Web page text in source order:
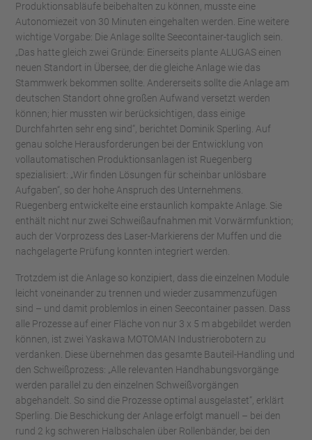
Produktionsabläufe beibehalten zu können, musste eine
Autonomiezeit von 30 Minuten eingehalten werden. Eine weitere
wichtige Vorgabe: Die Anlage sollte Seecontainer-tauglich sein.
„Das hatte gleich zwei Gründe: Einerseits plante ALUGAS einen
neuen Standort in Übersee, der die gleiche Anlage wie das
Stammwerk bekommen sollte. Andererseits sollte die Anlage am
deutschen Standort ohne großen Aufwand versetzt werden
können; hier mussten wir berücksichtigen, dass einige
Durchfahrten sehr eng sind“, berichtet Dominik Sperling. Auf
genau solche Herausforderungen bei der Entwicklung von
vollautomatischen Produktionsanlagen ist Ruegenberg
spezialisiert: „Wir finden Lösungen für scheinbar unlösbare
Aufgaben“, so der hohe Anspruch des Unternehmens.
Ruegenberg entwickelte eine erstaunlich kompakte Anlage. Sie
enthält nicht nur zwei Schweißaufnahmen mit Vorwärmfunktion;
auch der Vorprozess des Laser-Markierens der Muffen und die
nachgelagerte Prüfung konnten integriert werden.
Trotzdem ist die Anlage so konzipiert, dass die einzelnen Module
leicht voneinander zu trennen und wieder zusammenzufügen
sind – und damit problemlos in einen Seecontainer passen. Dass
alle Prozesse auf einer Fläche von nur 3 x 5 m abgebildet werden
können, ist zwei Yaskawa MOTOMAN Industrierobotern zu
verdanken. Diese übernehmen das gesamte Bauteil-Handling und
den Schweißprozess: „Alle relevanten Handhabungsvorgänge
werden parallel zu den einzelnen Schweißvorgängen
abgehandelt. So sind die Prozesse optimal ausgelastet“, erklärt
Sperling. Die Beschickung der Anlage erfolgt manuell – bei den
rund 2 kg schweren Halbschalen über Rollenbänder, bei den